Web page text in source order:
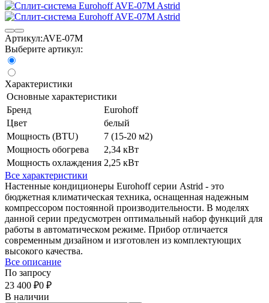
Артикул:AVE-07M
Выберите артикул:
Характеристики
Основные характеристики
Бренд
Eurohoff
Цвет
белый
Мощность (BTU)
7 (15-20 м2)
Мощность обогрева
2,34 кВт
Мощность охлаждения 2,25 кВт
Все характеристики
Настенные кондиционеры Eurohoff серии Astrid - это
бюджетная климатическая техника, оснащенная надежным
компрессором постоянной производительности. В моделях
данной серии предусмотрен оптимальный набор функций для
работы в автоматическом режиме. Прибор отличается
современным дизайном и изготовлен из комплектующих
высокого качества.
Все описание
По запросу
23 400 ₽0 ₽
В наличии